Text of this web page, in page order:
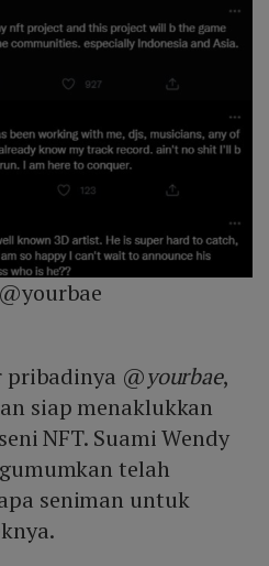
@yourbae,
siap menaklukkan
NFT. Suami Wendy
telah
seniman untuk